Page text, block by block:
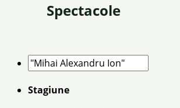
Spectacole
Stagiune